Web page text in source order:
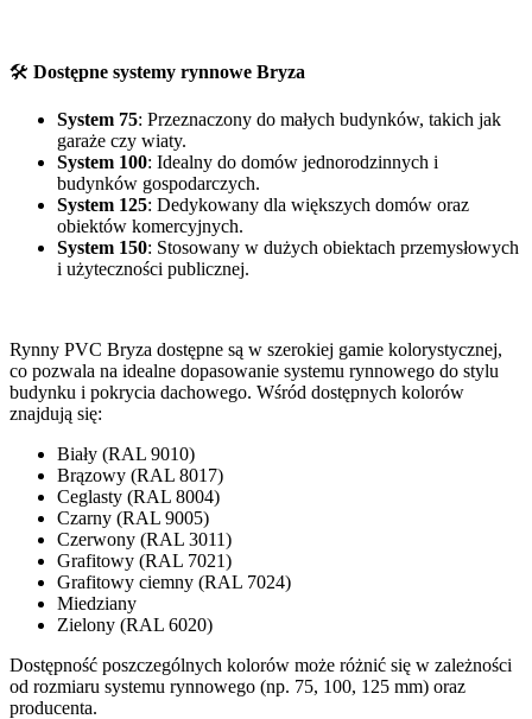
🛠️ Dostępne systemy rynnowe Bryza
System 75: Przeznaczony do małych budynków, takich jak
garaże czy wiaty.
System 100: Idealny do domów jednorodzinnych i
budynków gospodarczych.
System 125: Dedykowany dla większych domów oraz
obiektów komercyjnych.
System 150: Stosowany w dużych obiektach przemysłowych
i użyteczności publicznej.
Rynny PVC Bryza dostępne są w szerokiej gamie kolorystycznej,
co pozwala na idealne dopasowanie systemu rynnowego do stylu
budynku i pokrycia dachowego. Wśród dostępnych kolorów
znajdują się:
Biały (RAL 9010)
Brązowy (RAL 8017)
Ceglasty (RAL 8004)
Czarny (RAL 9005)
Czerwony (RAL 3011)
Grafitowy (RAL 7021)
Grafitowy ciemny (RAL 7024)
Miedziany
Zielony (RAL 6020)
Dostępność poszczególnych kolorów może różnić się w zależności
od rozmiaru systemu rynnowego (np. 75, 100, 125 mm) oraz
producenta.